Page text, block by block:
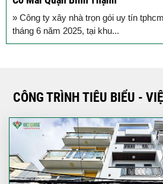
» Công ty xây nhà trọn gói uy tín
tháng 6 năm 2025, tại khu...
CÔNG TRÌNH TIÊU BIỂU -